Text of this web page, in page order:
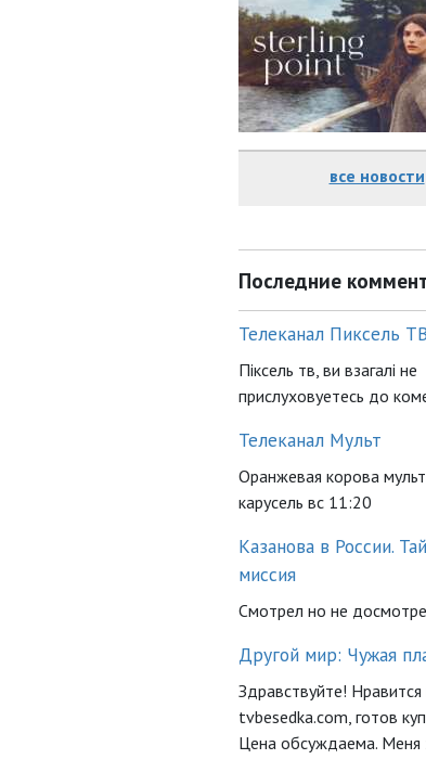
все новости
Последние
Телеканал Пиксель ТВ
Піксель тв, ви взагалі не
прислуховуетесь до
Телеканал Мульт
Оранжевая корова
карусель вс 11:20
Казанова в России.
миссия
Смотрел но не
Другой мир: Чужая
Здравствуйте!
tvbesedka.com, готов
Цена обсуждаема. Меня